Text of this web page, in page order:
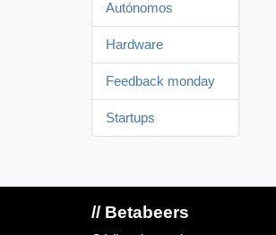
Autónomos
Hardware
Feedback monday
Startups
// Betabeers